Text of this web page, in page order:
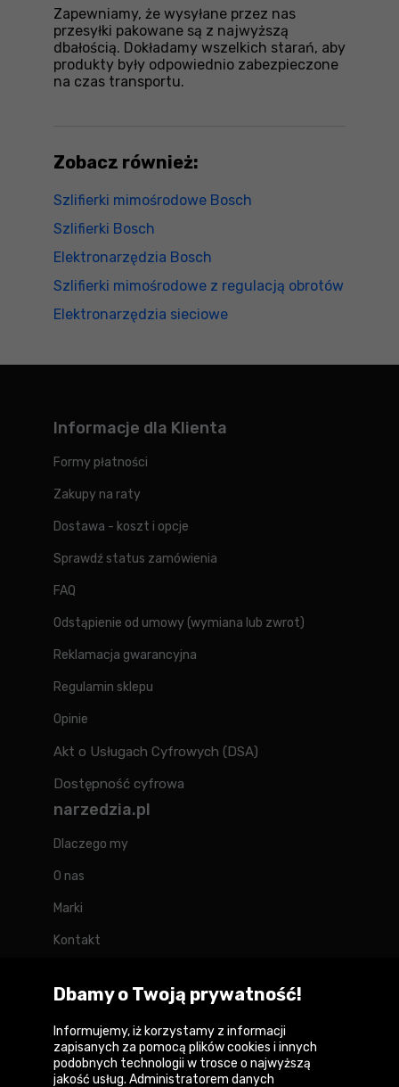
Zapewniamy, że wysyłane przez nas
przesyłki pakowane są z najwyższą
dbałością. Dokładamy wszelkich starań, aby
produkty były odpowiednio zabezpieczone
na czas transportu.
Zobacz również:
Szlifierki mimośrodowe Bosch
Szlifierki Bosch
Elektronarzędzia Bosch
Szlifierki mimośrodowe z regulacją obrotów
Elektronarzędzia sieciowe
Informacje dla Klienta
Formy płatności
Zakupy na raty
Dostawa - koszt i opcje
Sprawdź status zamówienia
FAQ
Odstąpienie od umowy (wymiana lub zwrot)
Reklamacja gwarancyjna
Regulamin sklepu
Opinie
Akt o Usługach Cyfrowych (DSA)
Dostępność cyfrowa
narzedzia.pl
Dlaczego my
O nas
Marki
Kontakt
Forum
Dbamy o Twoją prywatność!
Informujemy, iż korzystamy z informacji
zapisanych za pomocą plików cookies i innych
podobnych technologii w trosce o najwyższą
jakość usług. Administratorem danych